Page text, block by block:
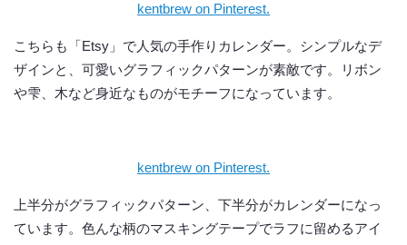
kentbrew on Pinterest.
こちらも「Etsy」で人気の手作りカレンダー。シンプルなデ
ザインと、可愛いグラフィックパターンが素敵です。リボン
や雫、木など身近なものがモチーフになっています。
kentbrew on Pinterest.
上半分がグラフィックパターン、下半分がカレンダーになっ
ています。色んな柄のマスキングテープでラフに留めるアイ